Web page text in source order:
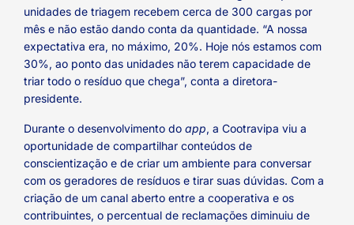
unidades de triagem recebem cerca de 300 cargas por
mês e não estão dando conta da quantidade. “A nossa
expectativa era, no máximo, 20%. Hoje nós estamos com
30%, ao ponto das unidades não terem capacidade de
triar todo o resíduo que chega”, conta a diretora-
presidente.
Durante o desenvolvimento do app, a Cootravipa viu a
oportunidade de compartilhar conteúdos de
conscientização e de criar um ambiente para conversar
com os geradores de resíduos e tirar suas dúvidas. Com a
criação de um canal aberto entre a cooperativa e os
contribuintes, o percentual de reclamações diminuiu de